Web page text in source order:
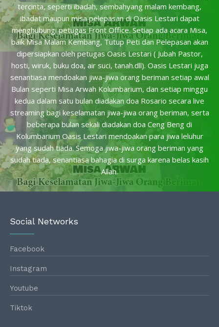
tercinta, seperti ibadah, sembahyang malam kembang,
ibadat maupun misa pelepasan di Oasis Lestari dapat
menghubungi petugas Front Office. Setiap ada acara Misa,
baik Misa Malam Kembang, Tutup Peti dan Pelepasan akan
dipersiapkan oleh petugas Oasis Lestari ( Jubah Pastor,
hosti, wiruk, buku doa, air suci, tanah.dll). Oasis Lestari juga
senantiasa mendoakan jiwa-jiwa orang beriman setiap awal
Bulan seperti Misa Arwah Kolumbarium, dan setiap minggu
kedua dalam satu bulan diadakan doa Rosario secara live
streaming bagi keselamatan jiwa-jiwa orang beriman, serta
beberapa bulan sekali diadakan doa Ceng Beng di
Kolumbarium Oasis Lestari mendoakan para jiwa leluhur
yang sudah tiada. Semoga jiwa-jiwa orang beriman yang
sudah tiada, senantiasa bahagia di surga karena belas kasih
Allah.
Social Networks
Facebook
Instagram
Youtube
Tiktok